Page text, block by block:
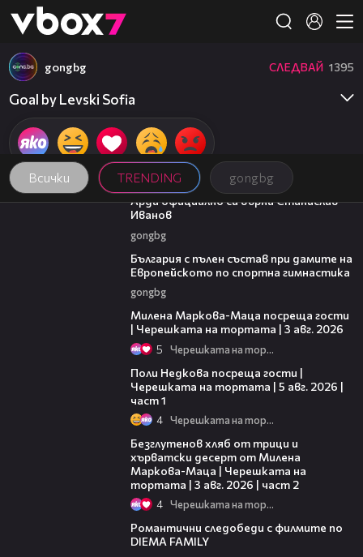
👾
Всички TRENDING gongbg
gongbg СЛЕДВАЙ 1395
Goal by Levski Sofia
00:19
Арда официално си върна Станислав
Иванов
gongbg
България с пълен състав при дамите на
Европейското по спортна гимнастика
gongbg
Милена Маркова-Маца посреща гости
| Черешката на тортата | 3 авг. 2026
5 Черешката на тортата
Поли Недкова посреща гости |
Черешката на тортата | 5 авг. 2026 |
част 1
4 Черешката на тортата
Безглутенов хляб от трици и
хърватски десерт от Милена
Маркова-Маца | Черешката на
тортата | 3 авг. 2026 | част 2
4 Черешката на тортата
Романтични следобеди с филмите по
DIEMA FAMILY